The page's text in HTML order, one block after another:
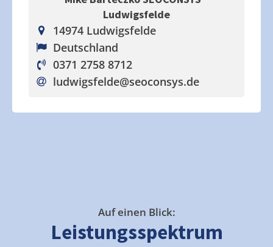
Ludwigsfelde
14974 Ludwigsfelde
Deutschland
0371 2758 8712
ludwigsfelde@seoconsys.de
Auf einen Blick:
Leistungsspektrum